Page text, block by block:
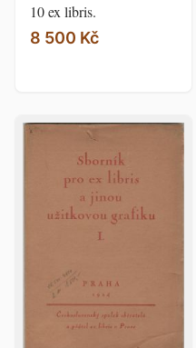
10 ex libris.
8 500 Kč